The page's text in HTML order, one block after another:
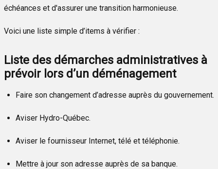
échéances et d'assurer une transition harmonieuse.
Voici une liste simple d’items à vérifier :
Liste des démarches administratives à
prévoir lors d’un déménagement
Faire son changement d’adresse auprès du gouvernement.
Aviser Hydro-Québec.
Aviser le fournisseur Internet, télé et téléphonie.
Mettre à jour son adresse auprès de sa banque.